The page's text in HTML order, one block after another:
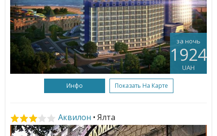
за ночь
1924
UAH
Инфо Показать На Карте
Аквилон • Ялта